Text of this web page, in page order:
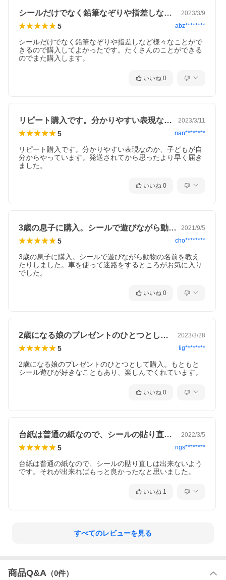
シールだけでなく鉛筆なぞりや指差しなど… 2023/3/9
5 abz********
シールだけでなく鉛筆なぞりや指差しなど様々なことがで
きるので購入してよかったです。たくさんのことができる
のでまた購入します。
いいね 0
リピート購入です。分かりやすい表現なの… 2023/3/11
5 nan********
リピート購入です。分かりやすい表現なのか、子どもが自
分からやっています。発送されてから思ったより早く届き
ました。
いいね 0
3歳の息子に購入。シールで遊びながら動… 2021/9/5
5 cho********
3歳の息子に購入。シールで遊びながら動物の名前を教え
たりしました。車を使って迷路をするところがお気に入り
でした。
いいね 0
2歳になる娘のプレゼントのひとつとして… 2023/3/28
5 lig********
2歳になる娘のプレゼントのひとつとして購入。もともと
シール遊びが好きなこともあり、楽しんでくれています。
いいね 0
台紙は普通の紙なので、シールの貼り直し… 2022/3/5
5 ngs********
台紙は普通の紙なので、シールの貼り直しは出来ないよう
です。それが出来ればもっと良かったなと思いました。
いいね 1
すべてのレビューを見る
商品Q&A （0件）